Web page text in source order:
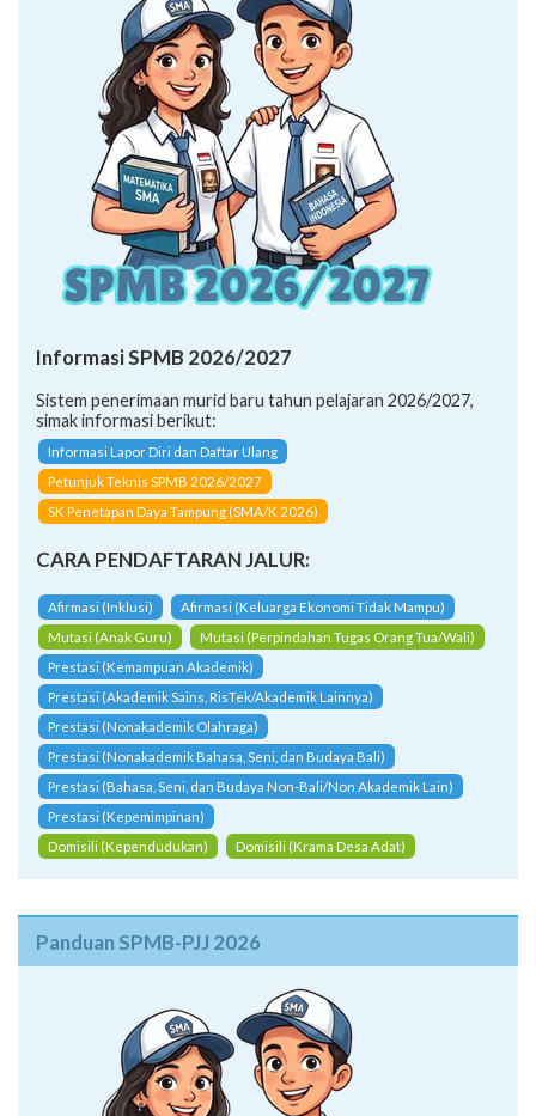
Informasi SPMB 2026/2027
Sistem penerimaan murid baru tahun pelajaran 2026/2027,
simak informasi berikut:
Informasi Lapor Diri dan Daftar Ulang
Petunjuk Teknis SPMB 2026/2027
SK Penetapan Daya Tampung (SMA/K 2026)
CARA PENDAFTARAN JALUR:
Afirmasi (Inklusi)
Afirmasi (Keluarga Ekonomi Tidak Mampu)
Mutasi (Anak Guru)
Mutasi (Perpindahan Tugas Orang Tua/Wali)
Prestasi (Kemampuan Akademik)
Prestasi (Akademik Sains, RisTek/Akademik Lainnya)
Prestasi (Nonakademik Olahraga)
Prestasi (Nonakademik Bahasa, Seni, dan Budaya Bali)
Prestasi (Bahasa, Seni, dan Budaya Non-Bali/Non Akademik Lain)
Prestasi (Kepemimpinan)
Domisili (Kependudukan)
Domisili (Krama Desa Adat)
Panduan SPMB-PJJ 2026